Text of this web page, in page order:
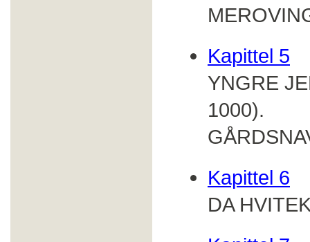
Kapittel 5
YNGRE
1000).
Kapittel 6
DA